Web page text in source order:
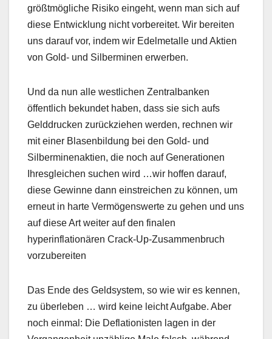
größtmögliche Risiko eingeht, wenn man sich auf
diese Entwicklung nicht vorbereitet. Wir bereiten
uns darauf vor, indem wir Edelmetalle und Aktien
von Gold- und Silberminen erwerben.
Und da nun alle westlichen Zentralbanken
öffentlich bekundet haben, dass sie sich aufs
Gelddrucken zurückziehen werden, rechnen wir
mit einer Blasenbildung bei den Gold- und
Silberminenaktien, die noch auf Generationen
Ihresgleichen suchen wird …wir hoffen darauf,
diese Gewinne dann einstreichen zu können, um
erneut in harte Vermögenswerte zu gehen und uns
auf diese Art weiter auf den finalen
hyperinflationären Crack-Up-Zusammenbruch
vorzubereiten
Das Ende des Geldsystem, so wie wir es kennen,
zu überleben … wird keine leicht Aufgabe. Aber
noch einmal: Die Deflationisten lagen in der